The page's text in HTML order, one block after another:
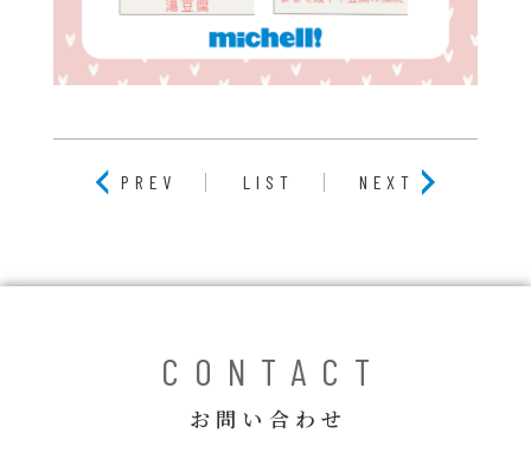
PREV LIST NEXT
CONTACT
お問い合わせ